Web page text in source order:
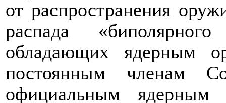
от распространения
распада
обладающих ядерным
постоянным членам
официальным ядерным